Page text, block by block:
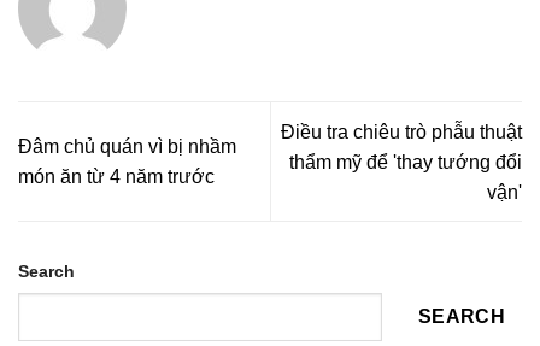
Đâm chủ quán vì bị nhầm
món ăn từ 4 năm trước
Điều tra chiêu trò phẫu thuật
thẩm mỹ để 'thay tướng đổi
vận'
Search
SEARCH